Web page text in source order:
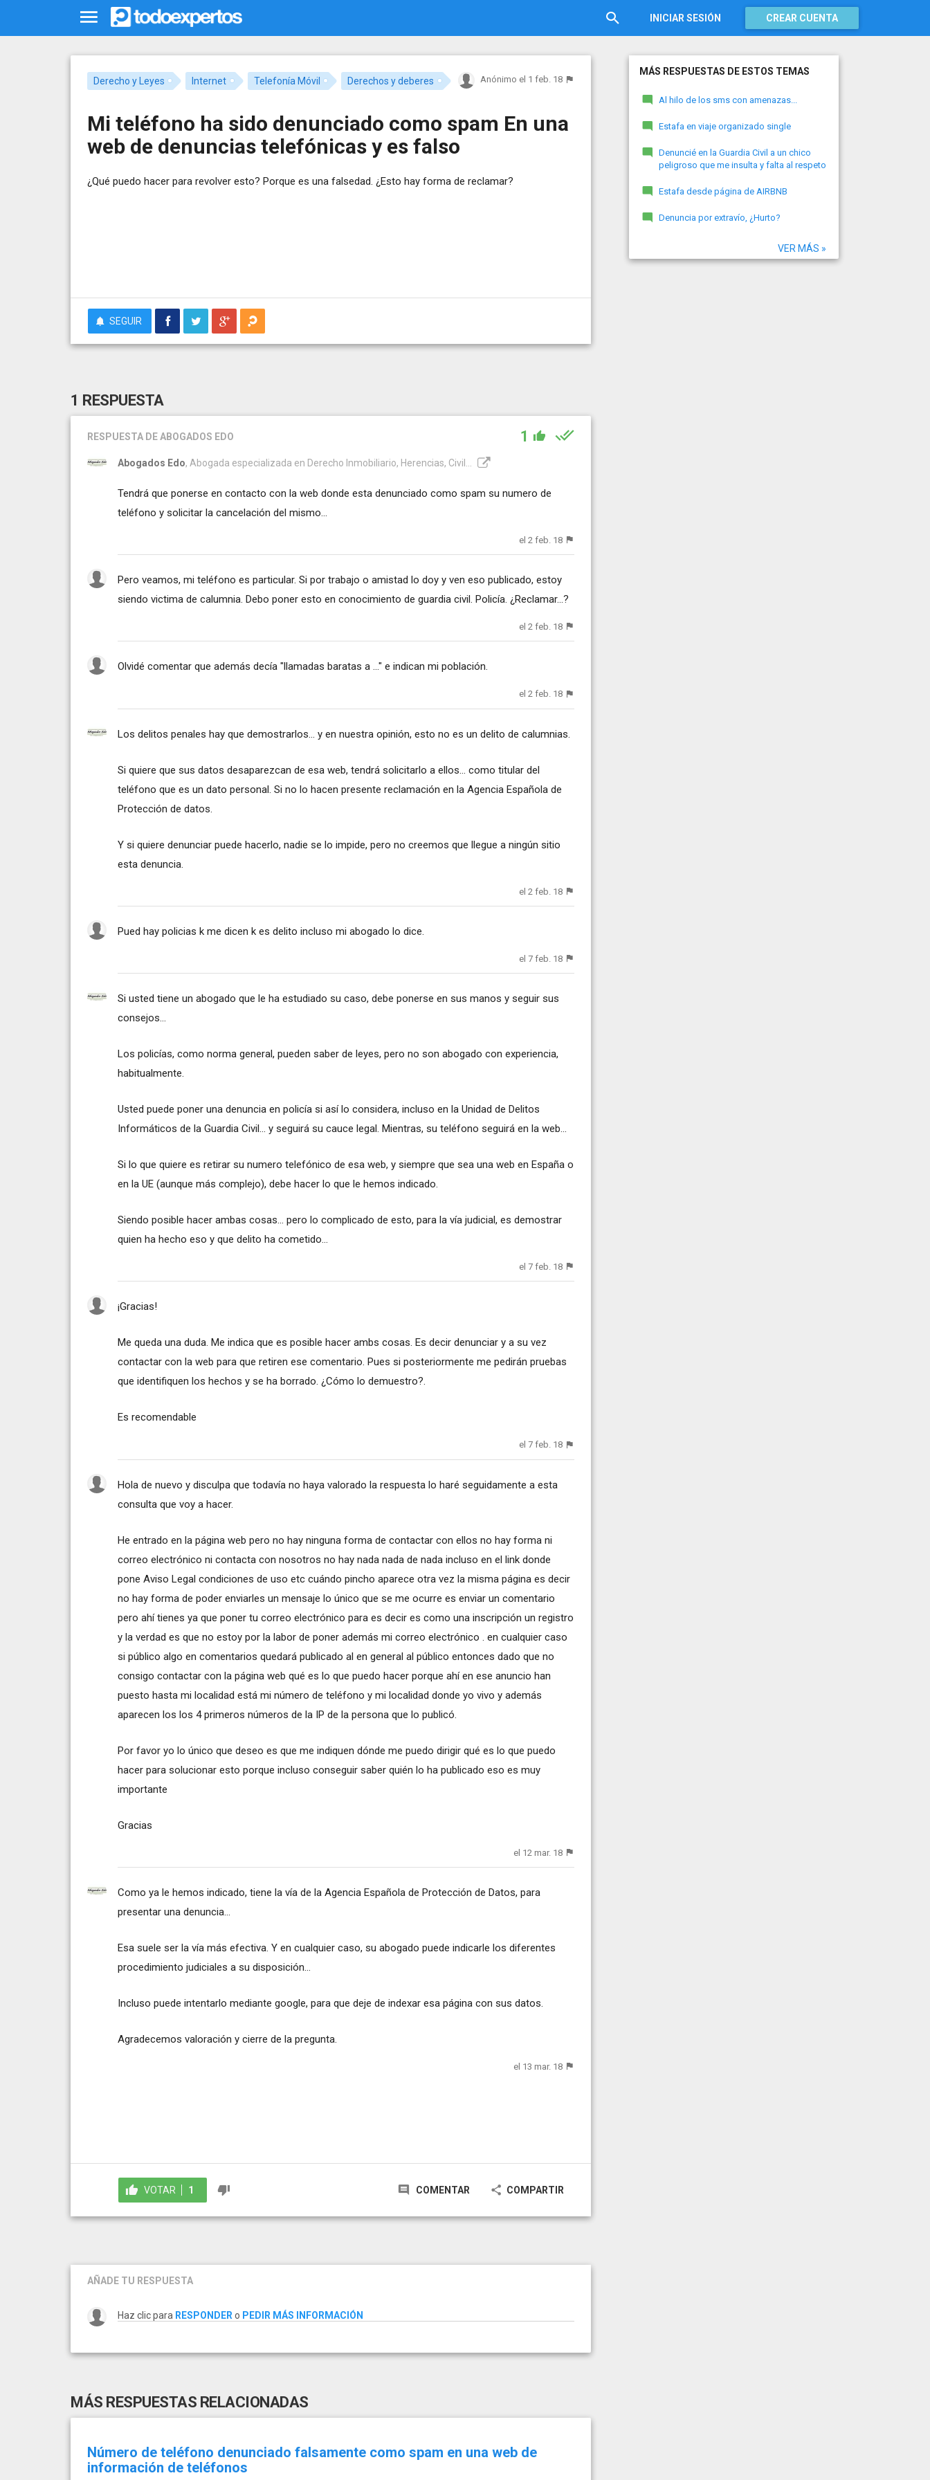
INICIAR SESIÓN CREAR CUENTA
Derecho y Leyes Internet Telefonía Móvil Derechos y deberes Anónimo el 1 feb. 18
Mi teléfono ha sido denunciado como spam En una
web de denuncias telefónicas y es falso
¿Qué puedo hacer para revolver esto? Porque es una falsedad. ¿Esto hay forma de reclamar?
SEGUIR
1 RESPUESTA
RESPUESTA DE ABOGADOS EDO 1
Abogados Edo, Abogada especializada en Derecho Inmobiliario, Herencias, Civil...
Tendrá que ponerse en contacto con la web donde esta denunciado como spam su numero de
teléfono y solicitar la cancelación del mismo...
el 2 feb. 18
Pero veamos, mi teléfono es particular. Si por trabajo o amistad lo doy y ven eso publicado, estoy
siendo victima de calumnia. Debo poner esto en conocimiento de guardia civil. Policía. ¿Reclamar...?
el 2 feb. 18
Olvidé comentar que además decía "llamadas baratas a ..." e indican mi población.
el 2 feb. 18
Los delitos penales hay que demostrarlos... y en nuestra opinión, esto no es un delito de calumnias.
Si quiere que sus datos desaparezcan de esa web, tendrá solicitarlo a ellos... como titular del
teléfono que es un dato personal. Si no lo hacen presente reclamación en la Agencia Española de
Protección de datos.
Y si quiere denunciar puede hacerlo, nadie se lo impide, pero no creemos que llegue a ningún sitio
esta denuncia.
el 2 feb. 18
Pued hay policias k me dicen k es delito incluso mi abogado lo dice.
el 7 feb. 18
Si usted tiene un abogado que le ha estudiado su caso, debe ponerse en sus manos y seguir sus
consejos...
Los policías, como norma general, pueden saber de leyes, pero no son abogado con experiencia,
habitualmente.
Usted puede poner una denuncia en policía si así lo considera, incluso en la Unidad de Delitos
Informáticos de la Guardia Civil... y seguirá su cauce legal. Mientras, su teléfono seguirá en la web...
Si lo que quiere es retirar su numero telefónico de esa web, y siempre que sea una web en España o
en la UE (aunque más complejo), debe hacer lo que le hemos indicado.
Siendo posible hacer ambas cosas... pero lo complicado de esto, para la vía judicial, es demostrar
quien ha hecho eso y que delito ha cometido...
el 7 feb. 18
¡Gracias!
Me queda una duda. Me indica que es posible hacer ambs cosas. Es decir denunciar y a su vez
contactar con la web para que retiren ese comentario. Pues si posteriormente me pedirán pruebas
que identifiquen los hechos y se ha borrado. ¿Cómo lo demuestro?.
Es recomendable
el 7 feb. 18
Hola de nuevo y disculpa que todavía no haya valorado la respuesta lo haré seguidamente a esta
consulta que voy a hacer.
He entrado en la página web pero no hay ninguna forma de contactar con ellos no hay forma ni
correo electrónico ni contacta con nosotros no hay nada nada de nada incluso en el link donde
pone Aviso Legal condiciones de uso etc cuándo pincho aparece otra vez la misma página es decir
no hay forma de poder enviarles un mensaje lo único que se me ocurre es enviar un comentario
pero ahí tienes ya que poner tu correo electrónico para es decir es como una inscripción un registro
y la verdad es que no estoy por la labor de poner además mi correo electrónico . en cualquier caso
si público algo en comentarios quedará publicado al en general al público entonces dado que no
consigo contactar con la página web qué es lo que puedo hacer porque ahí en ese anuncio han
puesto hasta mi localidad está mi número de teléfono y mi localidad donde yo vivo y además
aparecen los los 4 primeros números de la IP de la persona que lo publicó.
Por favor yo lo único que deseo es que me indiquen dónde me puedo dirigir qué es lo que puedo
hacer para solucionar esto porque incluso conseguir saber quién lo ha publicado eso es muy
importante
Gracias
el 12 mar. 18
Como ya le hemos indicado, tiene la vía de la Agencia Española de Protección de Datos, para
presentar una denuncia...
Esa suele ser la vía más efectiva. Y en cualquier caso, su abogado puede indicarle los diferentes
procedimiento judiciales a su disposición...
Incluso puede intentarlo mediante google, para que deje de indexar esa página con sus datos.
Agradecemos valoración y cierre de la pregunta.
el 13 mar. 18
VOTAR 1 COMENTAR COMPARTIR
AÑADE TU RESPUESTA
Haz clic para RESPONDERo PEDIR MÁS INFORMACIÓN
MÁS RESPUESTAS RELACIONADAS
Número de teléfono denunciado falsamente como spam en una web de
información de teléfonos
MÁS RESPUESTAS DE ESTOS TEMAS
Al hilo de los sms con amenazas...
Estafa en viaje organizado single
Denuncié en la Guardia Civil a un chico
peligroso que me insulta y falta al respeto
Estafa desde página de AIRBNB
Denuncia por extravío, ¿Hurto?
VER MÁS »